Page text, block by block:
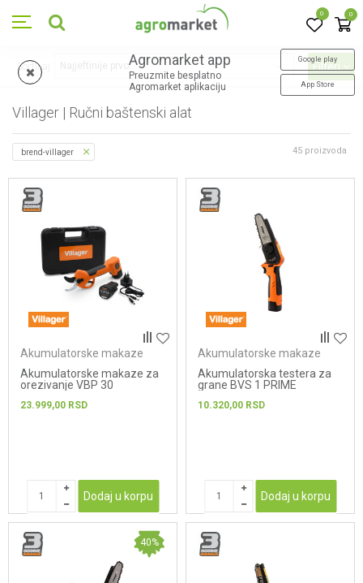
0 0
Agromarket app
Preuzmite besplatno
Agromarket aplikaciju
Google play
App Store
Villager | Ručni baštenski alat
Sortiraj Filteri
brend-villager 45 proizvoda
Akumulatorske makaze
Akumulatorske makaze za
orezivanje VBP 30
23.999,00 RSD
Dodaj u korpu
Akumulatorske makaze
Akumulatorska testera za
grane BVS 1 PRIME
10.320,00 RSD
Dodaj u korpu
40%